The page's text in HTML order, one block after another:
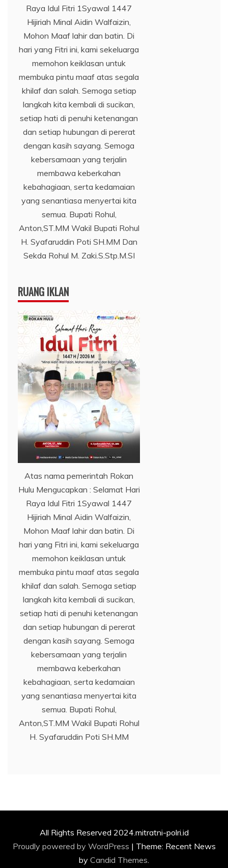
Raya Idul Fitri 1Syawal 1447
Hijiriah Minal Aidin Walfaizin,
Mohon Maaf lahir dan batin. Di
hari yang Fitri ini, kami sekeluarga
memohon keiklasan untuk
membuka pintu maaf atas segala
khilaf dan salah. Semoga setiap
langkah kita kembali di sucikan,
setiap hati di penuhi ketenangan
dan setiap hubungan di pererat
dengan kasih sayang. Semoga
kebersamaan yang terjalin
membawa keberkahan
kebahagiaan, serta kedamaian
yang senantiasa menyertai kita
semua. Bupati Rohul,
Anton,ST.MM Wakil Bupati Rohul
H. Syafaruddin Poti SH.MM Dan
Sekda Rohul M. Zaki.S.Stp.M.SI
RUANG IKLAN
Atas nama pemerintah Rokan
Hulu Mengucapkan : Selamat Hari
Raya Idul Fitri 1Syawal 1447
Hijiriah Minal Aidin Walfaizin,
Mohon Maaf lahir dan batin. Di
hari yang Fitri ini, kami sekeluarga
memohon keiklasan untuk
membuka pintu maaf atas segala
khilaf dan salah. Semoga setiap
langkah kita kembali di sucikan,
setiap hati di penuhi ketenangan
dan setiap hubungan di pererat
dengan kasih sayang. Semoga
kebersamaan yang terjalin
membawa keberkahan
kebahagiaan, serta kedamaian
yang senantiasa menyertai kita
semua. Bupati Rohul,
Anton,ST.MM Wakil Bupati Rohul
H. Syafaruddin Poti SH.MM
All Rights Reserved 2024.mitratni-polri.id
Proudly powered by WordPress | Theme: Recent News
by Candid Themes.